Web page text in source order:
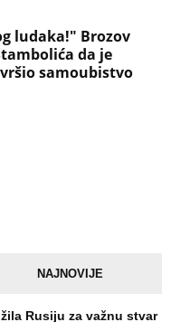
ludaka!" Brozov
da je
samoubistvo
NAJNOVIJE
Rusiju za važnu stvar